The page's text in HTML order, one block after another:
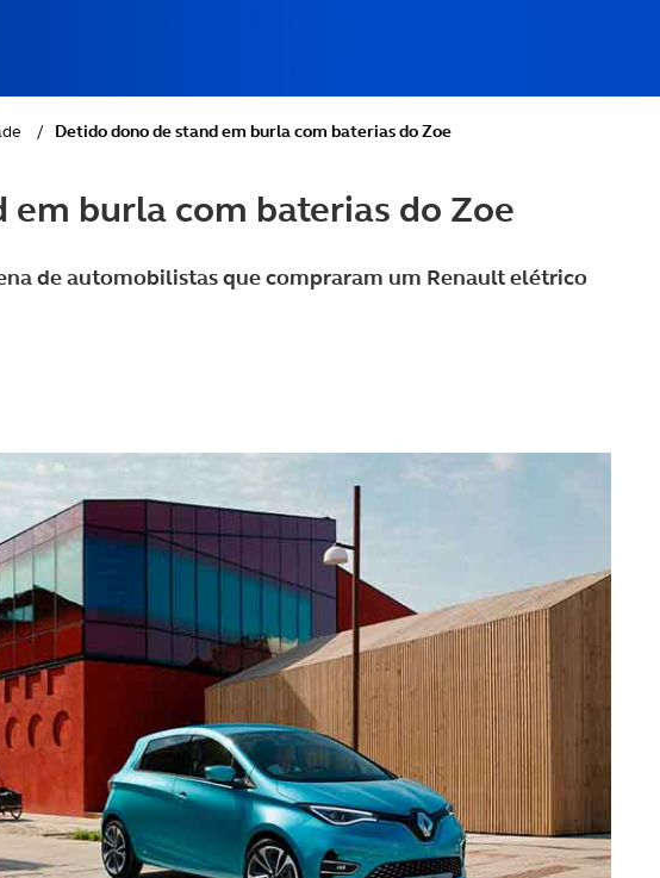
/ Detido dono de stand em burla com baterias do Zoe
burla com baterias do Zoe
de automobilistas que compraram um Renault elétrico